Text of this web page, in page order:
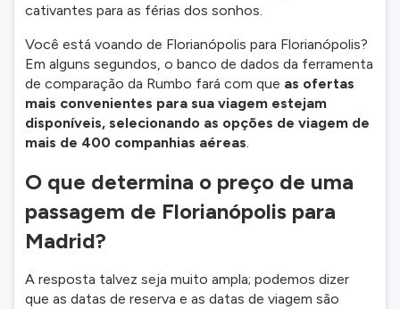
cativantes para as férias dos sonhos.
Você está voando de Florianópolis para Florianópolis?
Em alguns segundos, o banco de dados da ferramenta
de comparação da Rumbo fará com que as ofertas
mais convenientes para sua viagem estejam
disponíveis, selecionando as opções de viagem de
mais de 400 companhias aéreas.
O que determina o preço de uma
passagem de Florianópolis para
Madrid?
A resposta talvez seja muito ampla; podemos dizer
que as datas de reserva e as datas de viagem são